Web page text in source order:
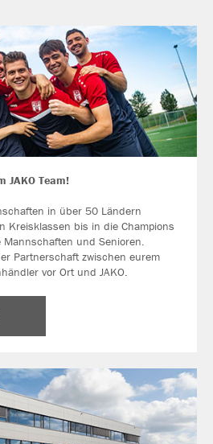
JAKO Team!
in über 50 Ländern
Kreisklassen bis in die Champions
Mannschaften und Senioren.
Partnerschaft zwischen eurem
vor Ort und JAKO.